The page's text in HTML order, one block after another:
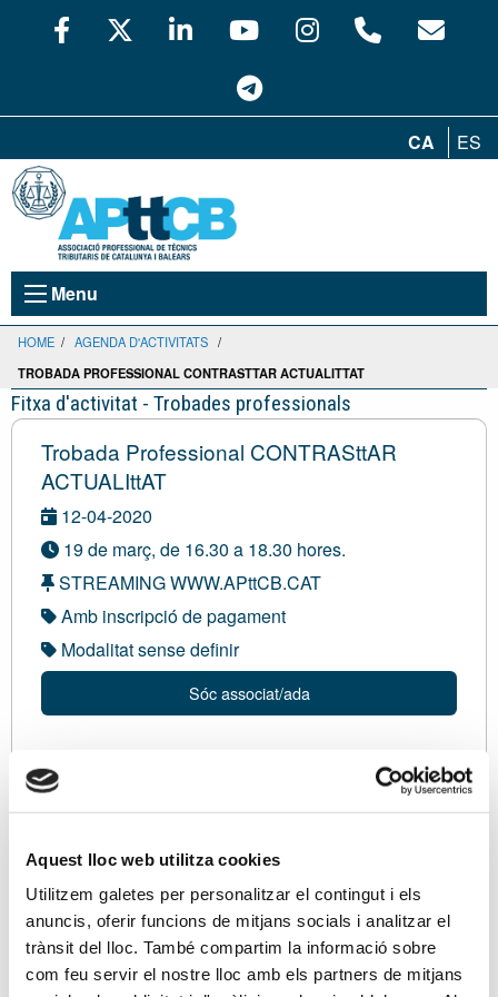
Aquest lloc web utilitza cookies
Utilitzem galetes per personalitzar el contingut i els
anuncis, oferir funcions de mitjans socials i analitzar el
trànsit del lloc. També compartim la informació sobre
com feu servir el nostre lloc amb els partners de mitjans
CA ES
Menu
HOME / AGENDA D'ACTIVITATS /
TROBADA PROFESSIONAL CONTRASTTAR ACTUALITTAT
Fitxa d'activitat - Trobades professionals
Trobada Professional CONTRASttAR
ACTUALIttAT
12-04-2020
19 de març, de 16.30 a 18.30 hores.
STREAMING WWW.APttCB.CAT
Amb inscripció de pagament
Modalitat sense definir
Sóc associat/ada
Ponents
Econòmiques. Auditor i Censor Jurat de Comptes.
Resp. Servei Consultoria Fiscal APttCB, i en David
Pou, Llic. Ciències Treball. Dipl. Relacions Laborals.
Resp Servei Consultoria Laboral APttCB.